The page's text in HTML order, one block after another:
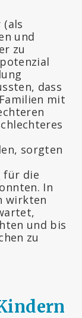
(als
und
zu
dass
mit
sorgten
für die
In
wirkten
und bis
zu